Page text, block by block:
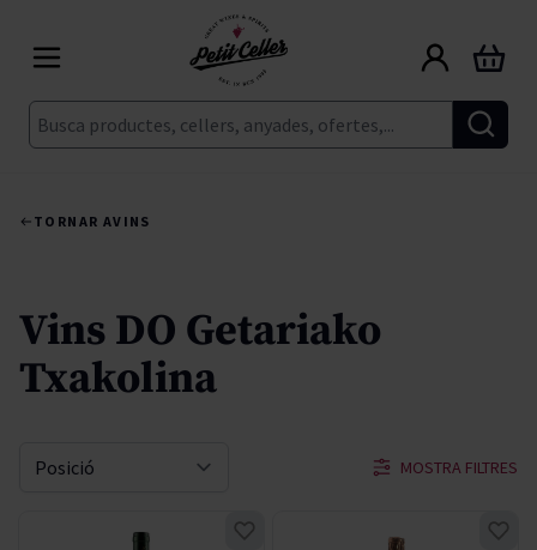
Cerca
Cart
TORNAR AVINS
Vins DO Getariako
Txakolina
MOSTRA FILTRES
Sort By